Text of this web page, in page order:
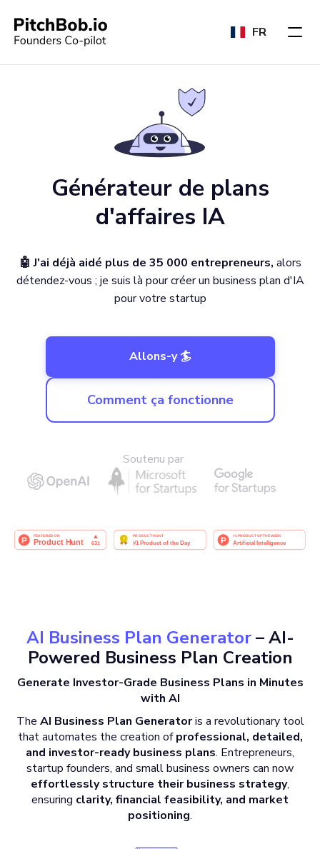
FR
Générateur de plans
d'affaires IA
🤖 J'ai déjà aidé plus de 35 000 entrepreneurs, alors
détendez-vous ; je suis là pour créer un business plan d'IA
pour votre startup
Allons-y 🏄
Comment ça fonctionne
Soutenu par
AI Business Plan Generator– AI-
Powered Business Plan Creation
Generate Investor-Grade Business Plans in Minutes
with AI
The AI Business Plan Generatoris a revolutionary tool
that automates the creation ofprofessional, detailed,
and investor-ready business plans. Entrepreneurs,
startup founders, and small business owners can now
effortlessly structure their business strategy,
ensuring clarity, financial feasibility, and market
positioning.